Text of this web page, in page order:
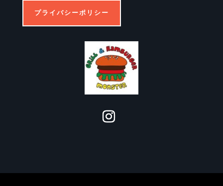
プライバシーポリシー